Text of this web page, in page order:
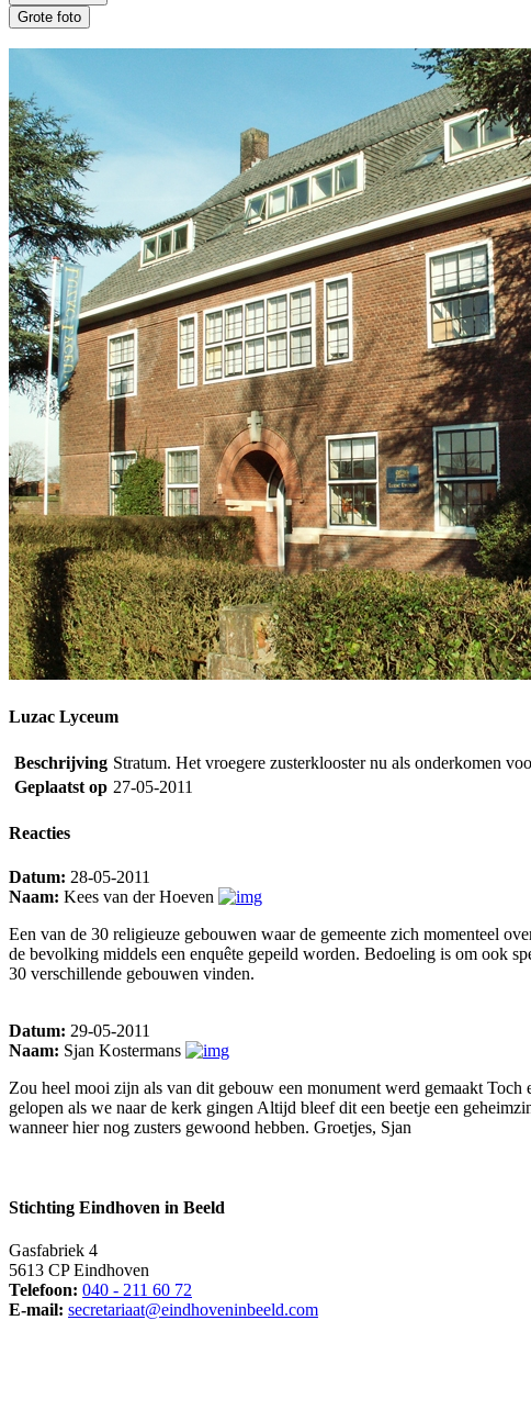
Luzac Lyceum
Beschrijving Stratum. Het vroegere zusterklooster nu als onderkomen
Geplaatst op 27-05-2011
Reacties
Datum: 28-05-2011
Naam: Kees van der Hoeven
Een van de 30 religieuze gebouwen waar de gemeente zich momenteel
de bevolking middels een enquête gepeild worden. Bedoeling is om ook
30 verschillende gebouwen vinden.
Datum: 29-05-2011
Naam: Sjan Kostermans
Zou heel mooi zijn als van dit gebouw een monument werd gemaakt
gelopen als we naar de kerk gingen Altijd bleef dit een beetje een
wanneer hier nog zusters gewoond hebben. Groetjes, Sjan
Stichting Eindhoven in Beeld
Gasfabriek 4
5613 CP Eindhoven
Telefoon: 040 - 211 60 72
E-mail: secretariaat@eindhoveninbeeld.com